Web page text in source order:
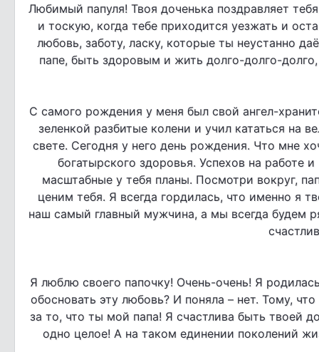
Любимый папуля! Твоя доченька поздравляет
и тоскую, когда тебе приходится уезжать и
любовь, заботу, ласку, которые ты неустанно
папе, быть здоровым и жить долго-долго-
С самого рождения у меня был свой ангел-
зеленкой разбитые колени и учил кататься на
свете. Сегодня у него день рождения. Что мне
богатырского здоровья. Успехов на работе
масштабные у тебя планы. Посмотри вокруг,
ценим тебя. Я всегда гордилась, что именно я
наш самый главный мужчина, а мы всегда
Я люблю своего папочку! Очень-очень! Я
обосновать эту любовь? И поняла – нет. Тому,
за то, что ты мой папа! Я счастлива быть твоей
одно целое! А на таком единении поколений